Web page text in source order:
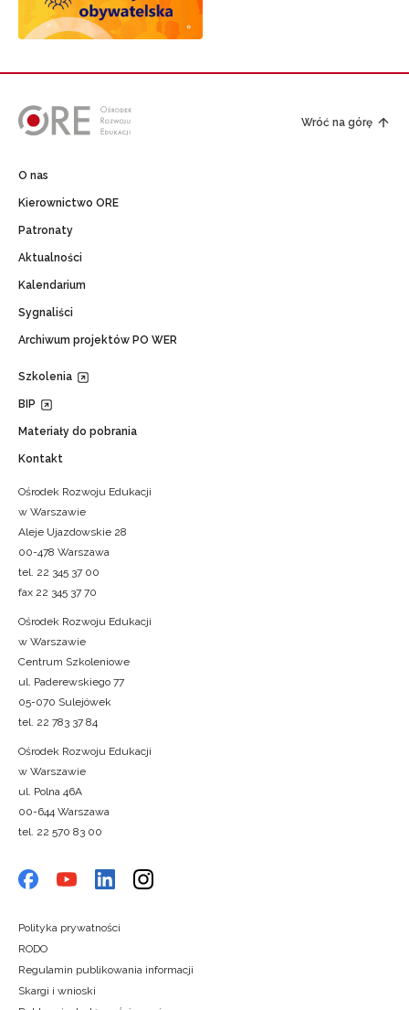
Wróć na górę
O nas
Kierownictwo ORE
Patronaty
Aktualności
Kalendarium
Sygnaliści
Archiwum projektów PO WER
Szkolenia
BIP
Materiały do pobrania
Kontakt
Ośrodek Rozwoju Edukacji
w Warszawie
Aleje Ujazdowskie 28
00-478 Warszawa
tel. 22 345 37 00
fax 22 345 37 70
Ośrodek Rozwoju Edukacji
w Warszawie
Centrum Szkoleniowe
ul. Paderewskiego 77
05-070 Sulejówek
tel. 22 783 37 84
Ośrodek Rozwoju Edukacji
w Warszawie
ul. Polna 46A
00-644 Warszawa
tel. 22 570 83 00
Polityka prywatności
RODO
Regulamin publikowania informacji
Skargi i wnioski